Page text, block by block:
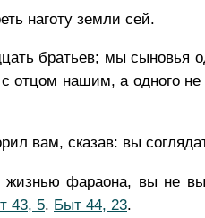
наготу земли сей.
братьев; мы сыновья
отцом нашим, а одного не
вам, сказав: вы
жизнью фараона, вы не
43, 5. Быт 44, 23.